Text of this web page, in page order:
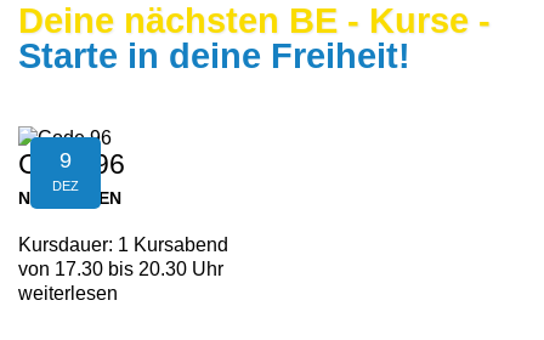
Deine nächsten BE - Kurse -
Starte in deine Freiheit!
9
DEZ
Code 96
NEUFELDEN
Kursdauer: 1 Kursabend
von 17.30 bis 20.30 Uhr
weiterlesen